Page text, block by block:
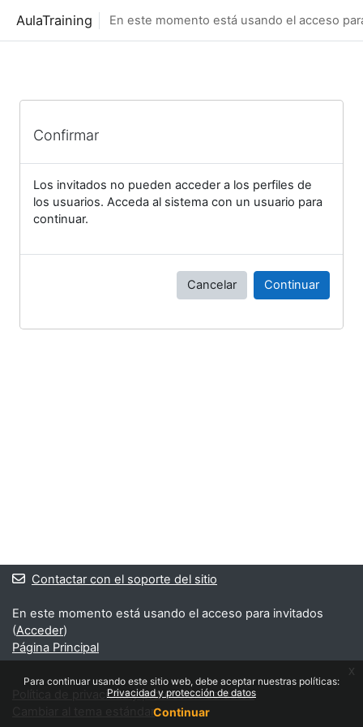
AulaTraining En este momento está usando el acceso
Confirmar
Los invitados no pueden acceder a los perfiles de
los usuarios. Acceda al sistema con un usuario para
continuar.
Cancelar Continuar
Contactar con el soporte del sitio
En este momento está usando el acceso para invitados
(Acceder)
Página Principal
Política de privacidad y protección de datos
Cambiar al tema estándar
Para continuar usando este sitio web, debe aceptar nuestras políticas:
Privacidad y protección de datos
Continuar
x